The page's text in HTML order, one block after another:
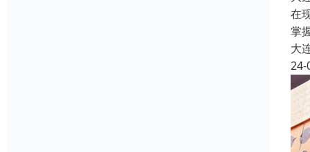
在
掌
大
24-